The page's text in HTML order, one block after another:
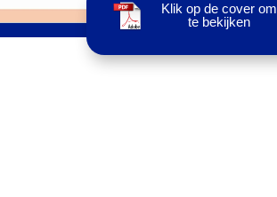
Klik op de cover om
te bekijken